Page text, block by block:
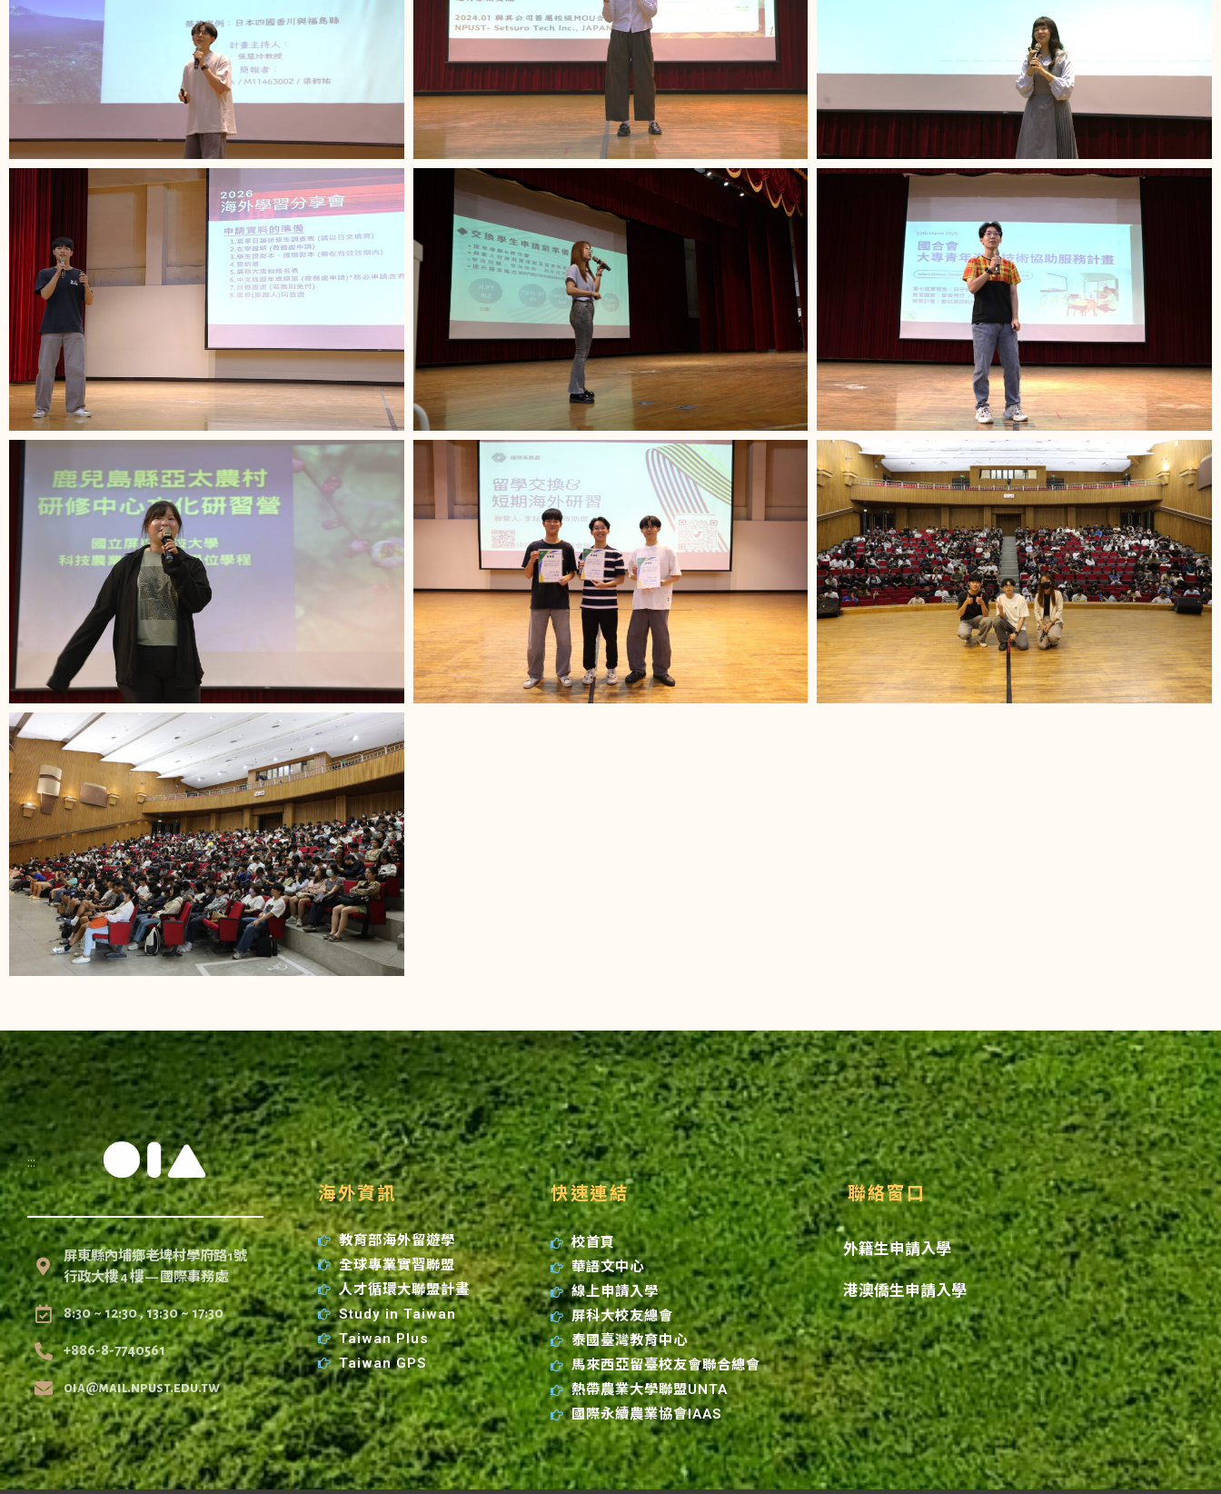
:::
屏東縣內埔鄉老埤村學府路1號
行政大樓 4 樓 — 國際事務處
8:30 ~ 12:30 , 13:30 ~ 17:30
+886-8-7740561
oia@mail.npust.edu.tw
海外資訊
教育部海外留遊學
全球專業實習聯盟
人才循環大聯盟計畫
Study in Taiwan
Taiwan Plus
Taiwan GPS
快速連結
校首頁
華語文中心
線上申請入學
屏科大校友總會
泰國臺灣教育中心
馬來西亞留臺校友會聯合總會
熱帶農業大學聯盟UNTA
國際永續農業協會IAAS
聯絡窗口
外籍生申請入學
港澳僑生申請入學